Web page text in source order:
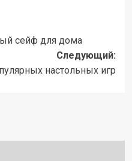
сейф для дома
Следующий:
настольных игр